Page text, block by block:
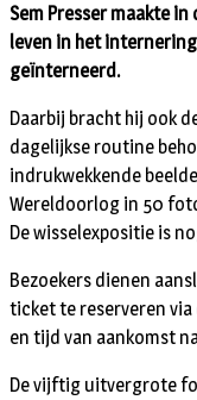
Sem Presser maakte
leven in het
geïnterneerd.
Daarbij bracht hij ook
dagelijkse routine
indrukwekkende
Wereldoorlog in 50
De wisselexpositie is
Bezoekers dienen
ticket te reserveren via
en tijd van aankomst
De vijftig uitvergrote